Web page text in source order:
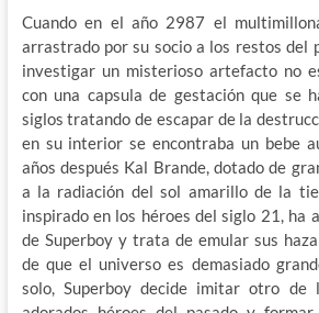
Cuando en el año 2987 el
arrastrado por su socio a los restos del
investigar un misterioso artefacto no
con una capsula de gestación que se
siglos tratando de escapar de la
en su interior se encontraba un bebe
años después Kal Brande, dotado de
a la radiación del sol amarillo de la
inspirado en los héroes del siglo 21, ha
de Superboy y trata de emular sus
de que el universo es demasiado
solo, Superboy decide imitar otro de